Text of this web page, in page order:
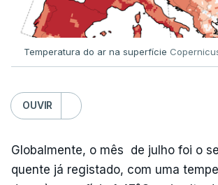
Temperatura do ar na superfície
OUVIR
Globalmente, o mês de julho foi o
quente já registado, com uma